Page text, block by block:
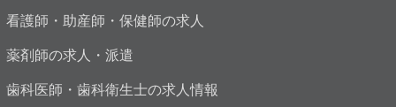
看護師・助産師・保健師の求人
薬剤師の求人・派遣
歯科医師・歯科衛生士の求人情報